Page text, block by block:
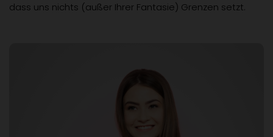
dass uns nichts (außer Ihrer Fantasie) Grenzen setzt.